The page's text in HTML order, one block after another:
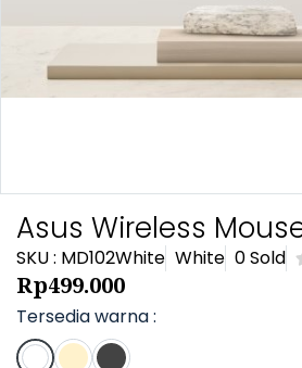
Asus Wireless
SKU : MD102White White 0 Sold
Rp499.000
Tersedia warna :